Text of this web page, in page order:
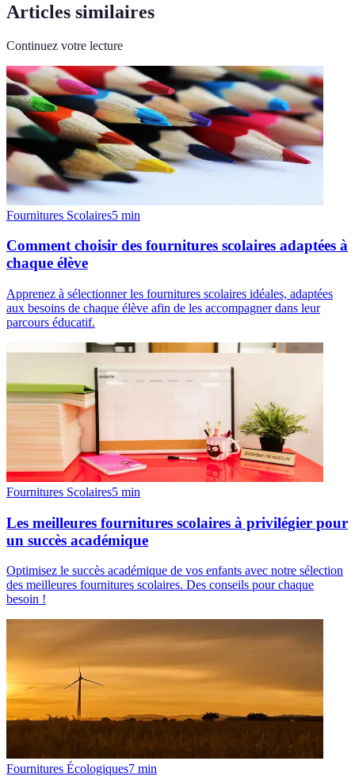
Articles similaires
Continuez votre lecture
Fournitures Scolaires5 min
Comment choisir des fournitures scolaires adaptées à
chaque élève
Apprenez à sélectionner les fournitures scolaires idéales, adaptées
aux besoins de chaque élève afin de les accompagner dans leur
parcours éducatif.
Fournitures Scolaires5 min
Les meilleures fournitures scolaires à privilégier pour
un succès académique
Optimisez le succès académique de vos enfants avec notre sélection
des meilleures fournitures scolaires. Des conseils pour chaque
besoin !
Fournitures Écologiques7 min